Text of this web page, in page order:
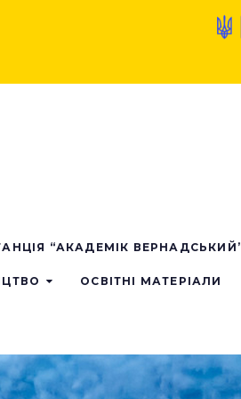
“АКАДЕМІК
ОСВІТНІ МАТЕРІАЛИ